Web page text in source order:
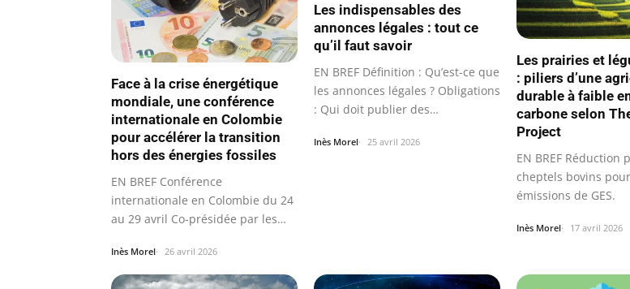
Face à la crise énergétique
mondiale, une conférence
internationale en Colombie
pour accélérer la transition
hors des énergies fossiles
EN BREF Conférence
internationale en Colombie du 24
au 29 avril Co-présidée par les
Inès Morel 26 avril 2026
Les indispensables des
annonces légales : tout ce
qu’il faut savoir
EN BREF Définition : Qu’est-ce que
les annonces légales ? Obligations
: Qui doit publier des…
Inès Morel 25 avril 2026
Les prairies et
: piliers d’une
durable à faible
carbone selon
Project
EN BREF Réduction
cheptels bovins
émissions de GES.
Inès Morel 17 avril 2026